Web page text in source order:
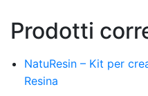
Prodotti
NatuResin – Kit per
Resina